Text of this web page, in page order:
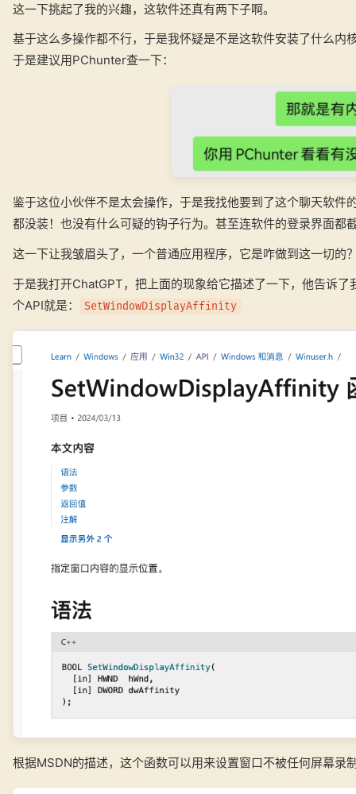
这一下挑起了我的兴趣，这软件还真有两下子啊。
基于这么多操作都不行，于是我怀疑是不是这软件安装了什么内
于是建议用PChunter查一下：
鉴于这位小伙伴不是太会操作，于是我找他要到了这个聊天软件
都没装！也没有什么可疑的钩子行为。甚至连软件的登录界面都
这一下让我皱眉头了，一个普通应用程序，它是咋做到这一切的
于是我打开ChatGPT，把上面的现象给它描述了一下，他告诉
个API就是：
SetWindowDisplayAffinity
根据MSDN的描述，这个函数可以用来设置窗口不被任何屏幕录